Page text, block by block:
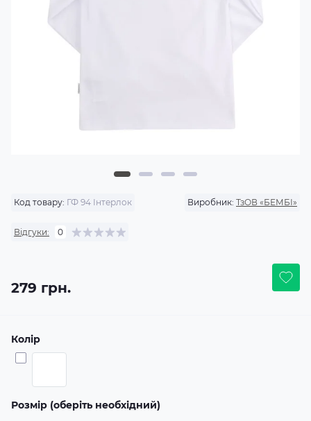
Код товару: ГФ 94 Інтерлок Виробник: ТзОВ «БЕМБІ»
Відгуки: 0
279 грн.
Колір
Розмір (оберіть необхідний)